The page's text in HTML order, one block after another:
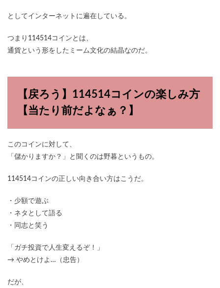
としてインターネットに遍在している。
つまり114514コインとは、
通貨という形をしたミーム文化の結晶なのだ。
【戻ろう】114514コインの楽しみ方
【当たり前だよなぁ？】
このコインに対して、
「儲かりますか？」と聞くのは野暮というもの。
114514コインの正しい向き合い方はこうだ。
・少額で遊ぶ
・ネタとして語る
・同志と笑う
「ガチ投資で人生変えるぞ！」
→ やめとけよ…（忠告）
だが、